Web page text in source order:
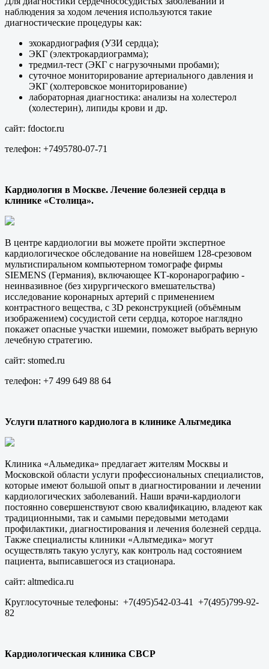
наблюдения за ходом лечения используются такие
диагностические процедуры как:
эхокардиография (УЗИ сердца);
ЭКГ (электрокардиограмма);
тредмил-тест (ЭКГ с нагрузочными пробами);
суточное мониторирование артериального давления и
ЭКГ (холтеровское мониторирование)
лабораторная диагностика: анализы на холестерол
(холестерин), липиды крови и др.
сайт: fdoctor.ru
телефон: +7495780-07-71
Кардиология в Москве. Лечение болезней сердца в
клинике «Столица».
В центре кардиологии вы можете пройти экспертное
кардиологическое обследование на новейшем 128-срезовом
мультиспиральном компьютерном томографе фирмы
SIEMENS (Германия), включающее КТ-коронарографию -
неинвазивное (без хирургического вмешательства)
исследование коронарных артерий с применением
контрастного вещества, с 3D реконструкцией (объёмным
изображением) сосудистой сети сердца, которое наглядно
покажет опасные участки ишемии, поможет выбрать верную
лечебную стратегию.
сайт: stomed.ru
телефон: +7 499 649 88 64
Услуги платного кардиолога в клинике Альтмедика
Клиника «Альмедика» предлагает жителям Москвы и
Московской области услуги профессиональных специалистов,
которые имеют большой опыт в диагностировании и лечении
кардиологических заболеваний. Наши врачи-кардиологи
постоянно совершенствуют свою квалификацию, владеют как
традиционными, так и самыми передовыми методами
профилактики, диагностирования и лечения болезней сердца.
Также специалисты клиники «Альтмедика» могут
осуществлять такую услугу, как контроль над состоянием
пациента, выписавшегося из стационара.
сайт: altmedica.ru
Круглосуточные телефоны: +7(495)542-03-41 +7(495)799-92-
82
Кардиологическая клиника CBCP